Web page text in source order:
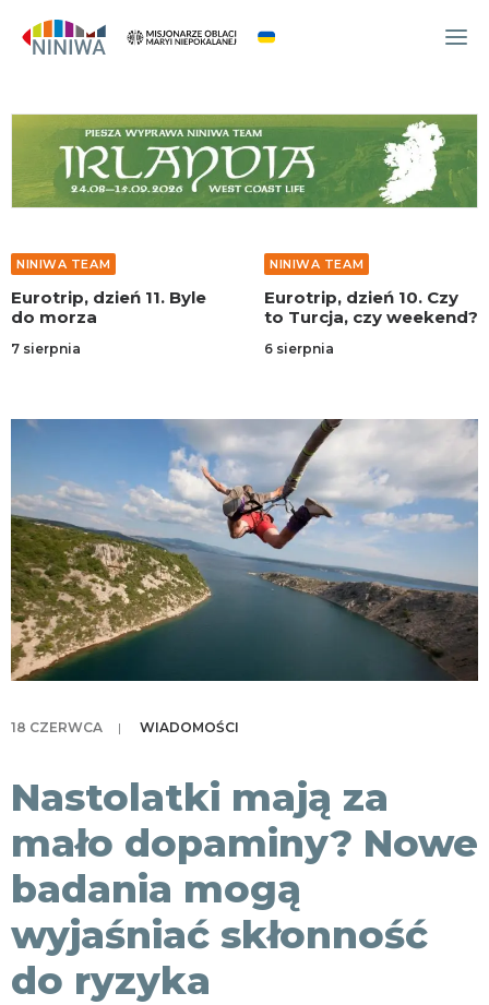
WYDARZENIA
O NAS
WSPÓLNOTA
NINIWA TEAM
FESTIWAL ŻYCIA
SKLEP
KONTAKT
NINIWA TEAM
Eurotrip, dzień 11. Byle
do morza
7 sierpnia
NINIWA TEAM
Eurotrip, dzień 10. Czy
to Turcja, czy weekend?
6 sierpnia
18 CZERWCA | WIADOMOŚCI
Nastolatki mają za
mało dopaminy? Nowe
badania mogą
wyjaśniać skłonność
do ryzyka